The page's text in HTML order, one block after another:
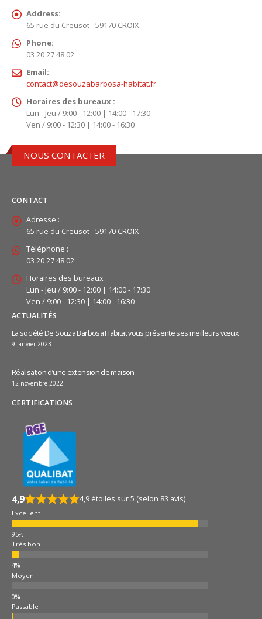
Address:
65 rue du Creusot - 59170 CROIX
Phone:
03 20 27 48 02
Email:
contact@desouzabarbosa-habitat.fr
Horaires des bureaux :
Lun - Jeu / 9:00 - 12:00 | 14:00 - 17:30
Ven / 9:00 - 12:30 | 14:00 - 16:30
NOUS CONTACTER
CONTACT
Adresse :
65 rue du Creusot - 59170 CROIX
Téléphone :
03 20 27 48 02
Horaires des bureaux :
Lun - Jeu / 9:00 - 12:00 | 14:00 - 17:30
Ven / 9:00 - 12:30 | 14:00 - 16:30
ACTUALITÉS
La société De Souza Barbosa Habitat vous présente ses meilleurs vœux
9 janvier 2023
Réalisation d’une extension de maison
12 novembre 2022
CERTIFICATIONS
4,9 4,9 étoiles sur 5 (selon 83 avis)
Excellent
Très bon
Moyen
Passable